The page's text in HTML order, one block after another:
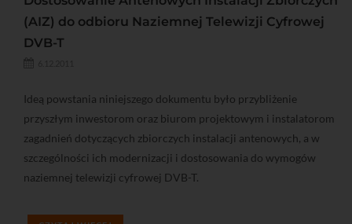
(AIZ) do odbioru Naziemnej Telewizji Cyfrowej
DVB-T
Ideą powstania niniejszego dokumentu było przybliżenie
przyszłym inwestorom oraz biurom projektowym i instalatorom
zagadnień dotyczących zbiorczych instalacji antenowych, a w
szczególności ich modernizacji i dostosowania do wymogów
naziemnej telewizji cyfrowej DVB-T.